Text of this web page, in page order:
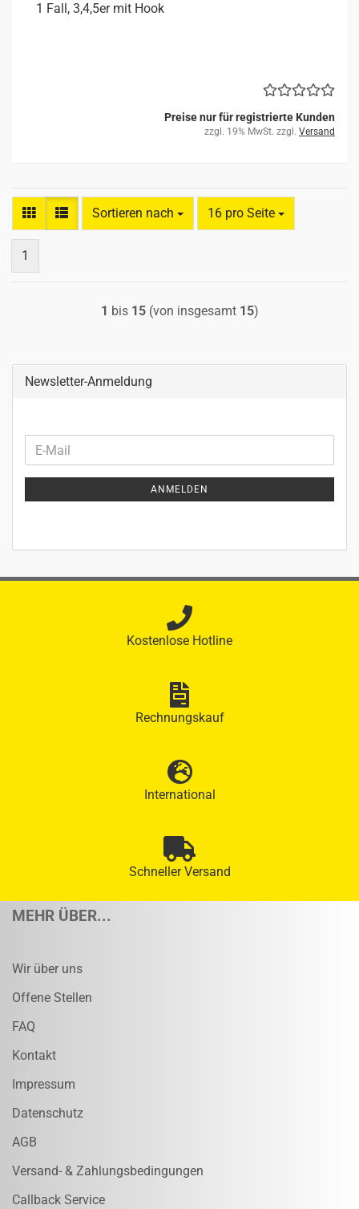
1 Fall, 3,4,5er mit Hook
Preise nur für registrierte Kunden
zzgl. 19% MwSt. zzgl. Versand
Sortieren nach
Sortieren nach 16 pro Seite
pro Seite
1
1 bis 15(von insgesamt 15)
Newsletter-Anmeldung
WEITER
ZUR
NEWSLETTER-
E-
Mail
ANMELDEN
Kostenlose Hotline
Rechnungskauf
International
Schneller Versand
MEHR ÜBER...
Wir über uns
Offene Stellen
FAQ
Kontakt
Impressum
Datenschutz
AGB
Versand- & Zahlungsbedingungen
Callback Service